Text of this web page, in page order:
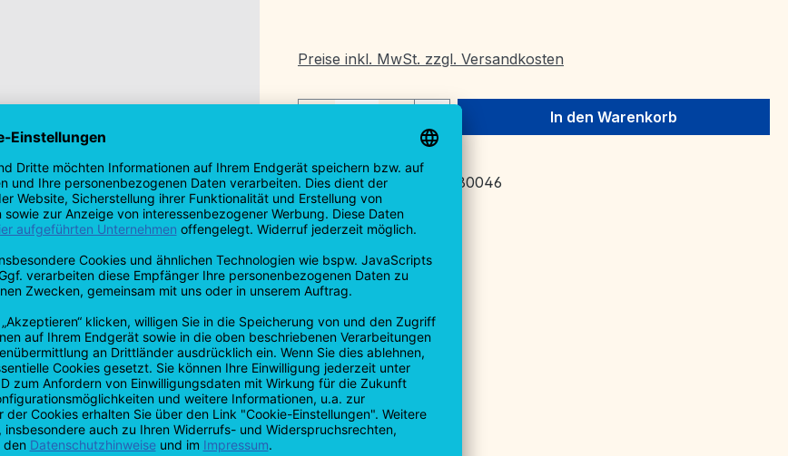
Preise inkl. MwSt. zzgl. Versandkosten
Produkt Anzahl: Gib den gewünschten Wert
In den Warenkorb
Produktnummer: ZU_180046